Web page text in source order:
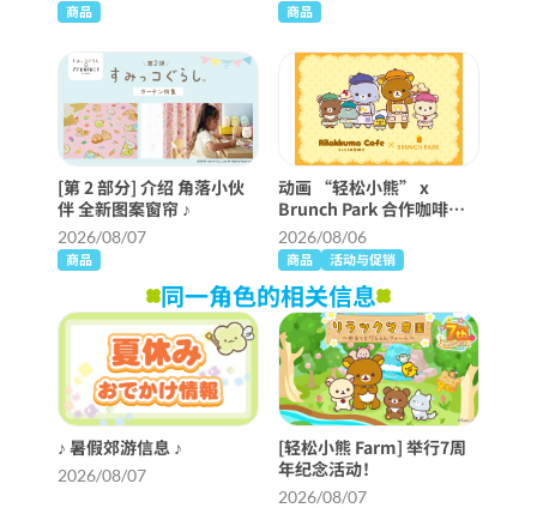
商品 商品
[第 2 部分] 介绍 角落小伙
伴 全新图案窗帘 ♪
2026/08/07
商品
动画 “轻松小熊” x
Brunch Park 合作咖啡厅
将举行！
2026/08/06
商品 活动与促销
同一角色的相关信息
♪ 暑假郊游信息 ♪
2026/08/07
[轻松小熊 Farm] 举行7周
年纪念活动！
2026/08/07